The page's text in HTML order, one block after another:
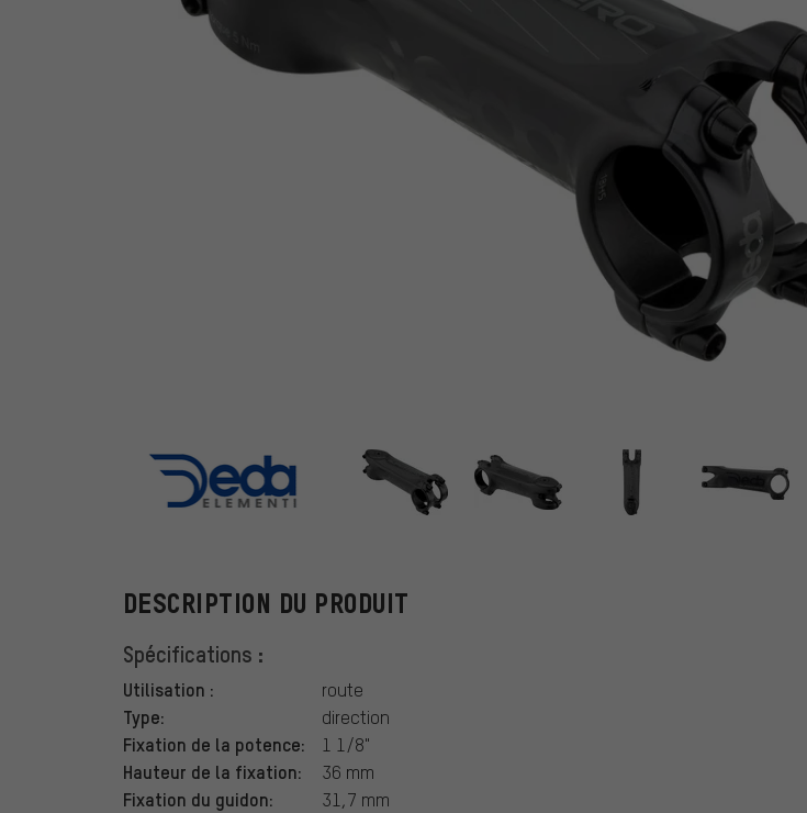
DESCRIPTION DU PRODUIT
Spécifications :
Utilisation : route
Type: direction
Fixation de la potence: 1 1/8"
Hauteur de la fixation: 36 mm
Fixation du guidon: 31,7 mm